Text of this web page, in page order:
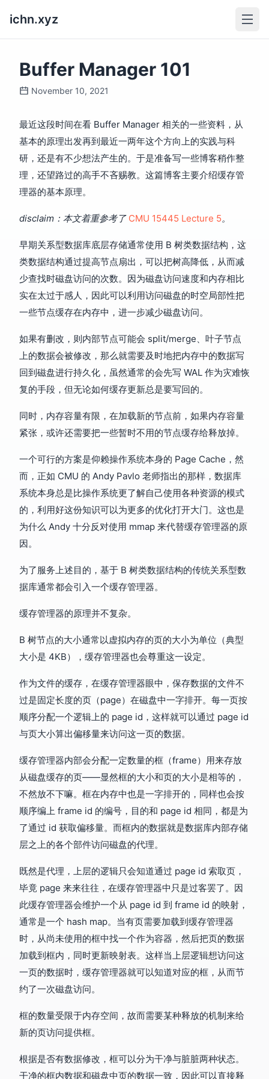
ichn.xyz
Buffer Manager 101
November 10, 2021
最近这段时间在看 Buffer Manager 相关的一些资料，从
基本的原理出发再到最近一两年这个方向上的实践与科
研，还是有不少想法产生的。于是准备写一些博客稍作整
理，还望路过的高手不吝赐教。这篇博客主要介绍缓存管
理器的基本原理。
disclaim：本文着重参考了 CMU 15445 Lecture 5。
早期关系型数据库底层存储通常使用 B 树类数据结构，这
类数据结构通过提高节点扇出，可以把树高降低，从而减
少查找时磁盘访问的次数。因为磁盘访问速度和内存相比
实在太过于感人，因此可以利用访问磁盘的时空局部性把
一些节点缓存在内存中，进一步减少磁盘访问。
如果有删改，则内部节点可能会 split/merge、叶子节点
上的数据会被修改，那么就需要及时地把内存中的数据写
回到磁盘进行持久化，虽然通常的会先写 WAL 作为灾难恢
复的手段，但无论如何缓存更新总是要写回的。
同时，内存容量有限，在加载新的节点前，如果内存容量
紧张，或许还需要把一些暂时不用的节点缓存给释放掉。
一个可行的方案是仰赖操作系统本身的 Page Cache，然
而，正如 CMU 的 Andy Pavlo 老师指出的那样，数据库
系统本身总是比操作系统更了解自己使用各种资源的模式
的，利用好这份知识可以为更多的优化打开大门。这也是
为什么 Andy 十分反对使用 mmap 来代替缓存管理器的原
因。
为了服务上述目的，基于 B 树类数据结构的传统关系型数
据库通常都会引入一个缓存管理器。
缓存管理器的原理并不复杂。
B 树节点的大小通常以虚拟内存的页的大小为单位（典型
大小是 4KB），缓存管理器也会尊重这一设定。
作为文件的缓存，在缓存管理器眼中，保存数据的文件不
过是固定长度的页（page）在磁盘中一字排开。每一页按
顺序分配一个逻辑上的 page id，这样就可以通过 page id
与页大小算出偏移量来访问这一页的数据。
缓存管理器内部会分配一定数量的框（frame）用来存放
从磁盘缓存的页——显然框的大小和页的大小是相等的，
不然放不下嘛。框在内存中也是一字排开的，同样也会按
顺序编上 frame id 的编号，目的和 page id 相同，都是为
了通过 id 获取偏移量。而框内的数据就是数据库内部存储
层之上的各个部件访问磁盘的代理。
既然是代理，上层的逻辑只会知道通过 page id 索取页，
毕竟 page 来来往往，在缓存管理器中只是过客罢了。因
此缓存管理器会维护一个从 page id 到 frame id 的映射，
通常是一个 hash map。当有页需要加载到缓存管理器
时，从尚未使用的框中找一个作为容器，然后把页的数据
加载到框内，同时更新映射表。这样当上层逻辑想访问这
一页的数据时，缓存管理器就可以知道对应的框，从而节
约了一次磁盘访问。
框的数量受限于内存空间，故而需要某种释放的机制来给
新的页访问提供框。
根据是否有数据修改，框可以分为干净与脏脏两种状态。
干净的框内数据和磁盘中页的数据一致，因此可以直接释